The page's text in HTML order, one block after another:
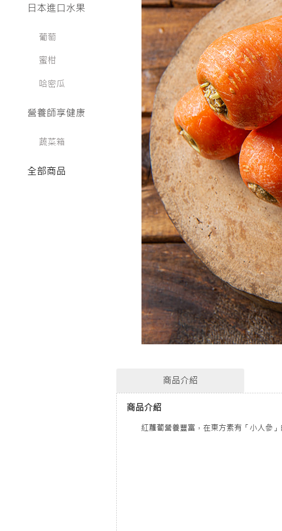
日本進口水果
葡萄
蜜柑
哈密瓜
營養師享健康
蔬菜箱
全部商品
商品介紹
商品介紹
紅蘿蔔營養豐富，在東方素有「小人參